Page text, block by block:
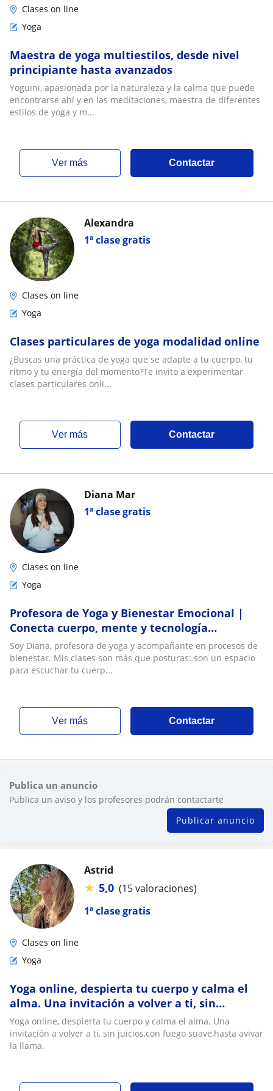
Clases on line
Yoga
Maestra de yoga multiestilos, desde nivel
principiante hasta avanzados
Yoguini, apasionada por la naturaleza y la calma que puede
encontrarse ahí y en las meditaciones, maestra de diferentes
estilos de yoga y m...
ver más Contactar
1ª clase gratis
Alexandra
Clases on line
Yoga
Clases particulares de yoga modalidad online
¿Buscas una práctica de yoga que se adapte a tu cuerpo, tu
ritmo y tu energía del momento?Te invito a experimentar
clases particulares onli...
ver más Contactar
1ª clase gratis
Diana Mar
Clases on line
Yoga
Profesora de Yoga y Bienestar Emocional |
Conecta cuerpo, mente y tecnología
consciente
Soy Diana, profesora de yoga y acompañante en procesos de
bienestar. Mis clases son más que posturas: son un espacio
para escuchar tu cuerp...
ver más Contactar
Publica un anuncio
Publica un aviso y los profesores podrán contactarte
Publicar anuncio
1ª clase gratis
Astrid
★ 5,0 (15 valoraciones)
Clases on line
Yoga
Yoga online, despierta tu cuerpo y calma el
alma. Una invitación a volver a ti, sin
juicios,con fuego suave,hasta avivar la llama
Yoga online, despierta tu cuerpo y calma el alma. Una
invitación a volver a ti, sin juicios,con fuego suave,hasta avivar
la llama.